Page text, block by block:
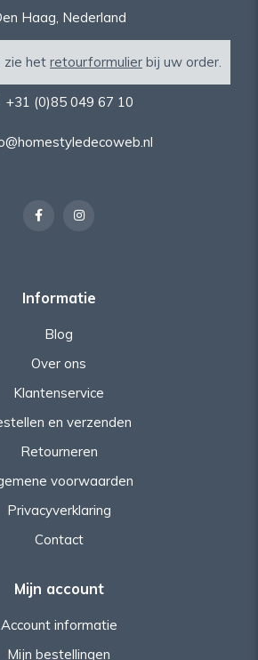
Haag, Nederland
zie het retourformulier bij uw order.
+31 (0)85 049 67 10
Informatie
Blog
Over ons
Klantenservice
en verzenden
Retourneren
voorwaarden
Privacyverklaring
Contact
Mijn account
Account informatie
Mijn bestellingen